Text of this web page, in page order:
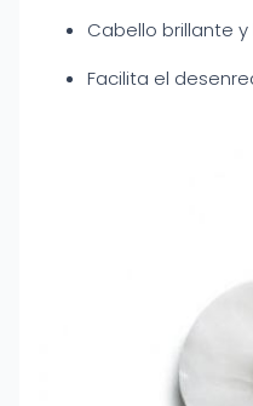
Cabello brillante y
Facilita el